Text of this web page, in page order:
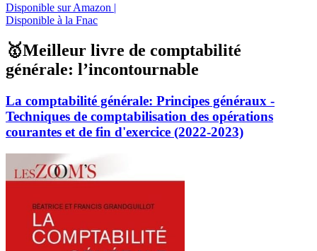
Disponible sur Amazon |
Disponible à la Fnac
🥇Meilleur livre de comptabilité
générale: l’incontournable
La comptabilité générale: Principes généraux -
Techniques de comptabilisation des opérations
courantes et de fin d'exercice (2022-2023)